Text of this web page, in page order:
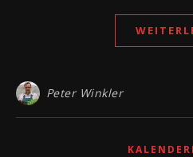
Peter Winkler